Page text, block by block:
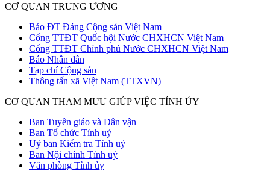
CƠ QUAN TRUNG ƯƠNG
Báo ĐT Đảng Cộng sản Việt Nam
Cổng TTĐT Quốc hội Nước CHXHCN Việt Nam
Cổng TTĐT Chính phủ Nước CHXHCN Việt Nam
Báo Nhân dân
Tạp chí Cộng sản
Thông tấn xã Việt Nam (TTXVN)
CƠ QUAN THAM MƯU GIÚP VIỆC TỈNH ỦY
Ban Tuyên giáo và Dân vận
Ban Tổ chức Tỉnh uỷ
Uỷ ban Kiểm tra Tỉnh uỷ
Ban Nội chính Tỉnh uỷ
Văn phòng Tỉnh ủy